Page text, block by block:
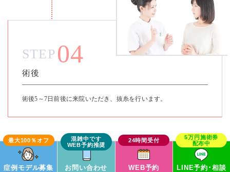
STEP 04
術後
術後5～7日前後に来院いただき、抜糸を行います。
よくある質問
症例モデル募集 お問い合わせ WEB予約 LINE予約･相談